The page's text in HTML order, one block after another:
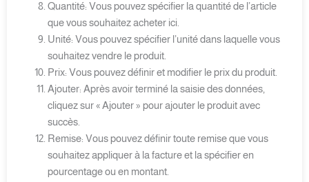
Quantité: Vous pouvez spécifier la quantité de l’article
que vous souhaitez acheter ici.
Unité: Vous pouvez spécifier l’unité dans laquelle vous
souhaitez vendre le produit.
Prix: Vous pouvez définir et modifier le prix du produit.
Ajouter: Après avoir terminé la saisie des données,
cliquez sur « Ajouter » pour ajouter le produit avec
succès.
Remise: Vous pouvez définir toute remise que vous
souhaitez appliquer à la facture et la spécifier en
pourcentage ou en montant.